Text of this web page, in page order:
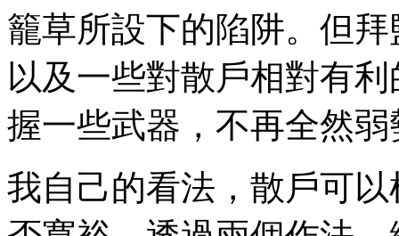
籠草所設下的陷阱。但
以及一些對散戶相對有
握一些武器，不再全然弱
我自己的看法，散戶可